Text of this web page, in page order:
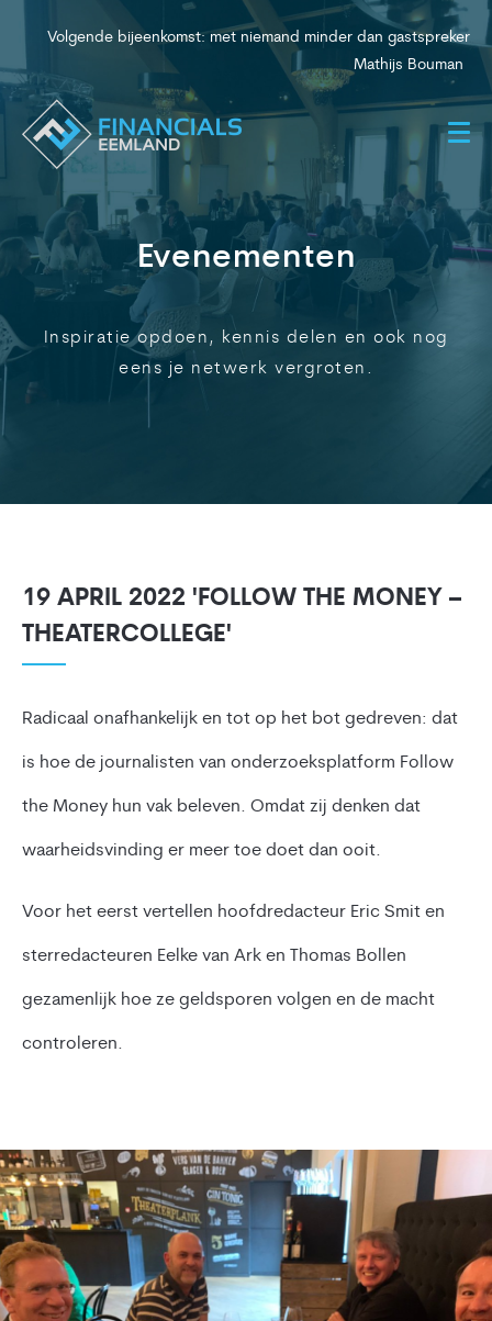
Volgende bijeenkomst: met niemand minder dan gastspreker
Mathijs Bouman
Evenementen
Inspiratie opdoen, kennis delen en ook nog
eens je netwerk vergroten.
19 APRIL 2022 'FOLLOW THE MONEY –
THEATERCOLLEGE'
Radicaal onafhankelijk en tot op het bot gedreven: dat
is hoe de journalisten van onderzoeksplatform Follow
the Money hun vak beleven. Omdat zij denken dat
waarheidsvinding er meer toe doet dan ooit.
Voor het eerst vertellen hoofdredacteur Eric Smit en
sterredacteuren Eelke van Ark en Thomas Bollen
gezamenlijk hoe ze geldsporen volgen en de macht
controleren.